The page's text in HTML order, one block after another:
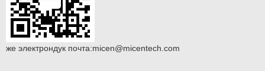
же электрондук почта:micen@micentech.com